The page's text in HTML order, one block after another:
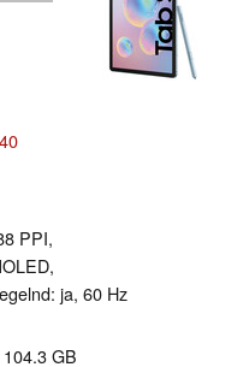
PPI,
ja, 60 Hz
104.3 GB